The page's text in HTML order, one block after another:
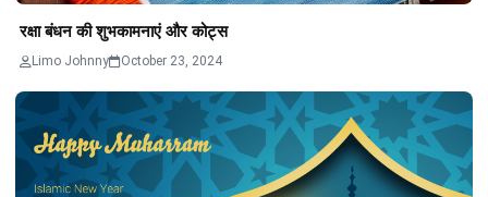
रक्षा बंधन की शुभकामनाएं और कोट्स
Limo Johnny October 23, 2024